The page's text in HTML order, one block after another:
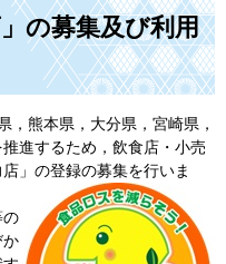
の募集及び利用
，熊本県，大分県，宮崎県，
進するため，飲食店・小売
」の登録の募集を行いま
の
か